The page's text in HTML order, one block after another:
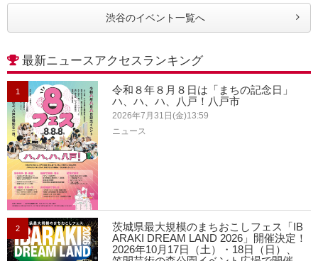
渋谷のイベント一覧へ
最新ニュースアクセスランキング
1
令和８年８月８日は「まちの記念日」
ハ、ハ、ハ、八戸！八戸市
2026年7月31日(金)13:59
ニュース
2
茨城県最大規模のまちおこしフェス「IB
ARAKI DREAM LAND 2026」開催決定！
2026年10月17日（土）・18日（日）、